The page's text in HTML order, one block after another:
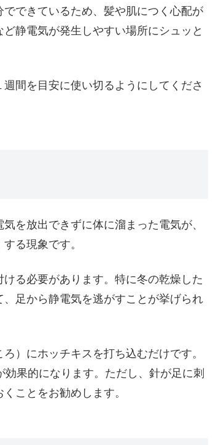
できているため、髪や肌につく心配が
静電気が発生しやすい場所にシュッと
間を目安に使い切るようにしてくださ
を放出できずに体に溜まった電気が、
る現象です。
る必要があります。特に冬の乾燥した
足から静電気を逃がすことが挙げられ
）にホッチキスを打ち込むだけです。
果的になります。ただし、針が足に刺
ことをお勧めします。